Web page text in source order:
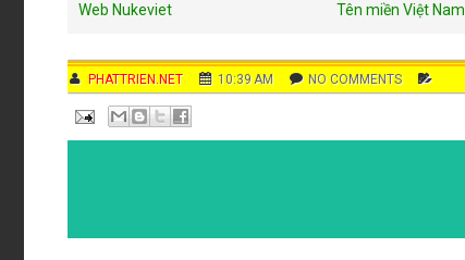
Web Nukeviet
Tên miền Việt Nam
AUTHOR
PHATTRIEN.NET DATE
10:39 AM COMMENTS
NO COMMENTS
E